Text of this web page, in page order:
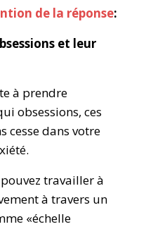
de la réponse:
et leur
à prendre
obsessions, ces
cesse dans votre
travailler à
à travers un
«échelle